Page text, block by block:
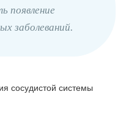
появление
заболеваний.
сосудистой системы